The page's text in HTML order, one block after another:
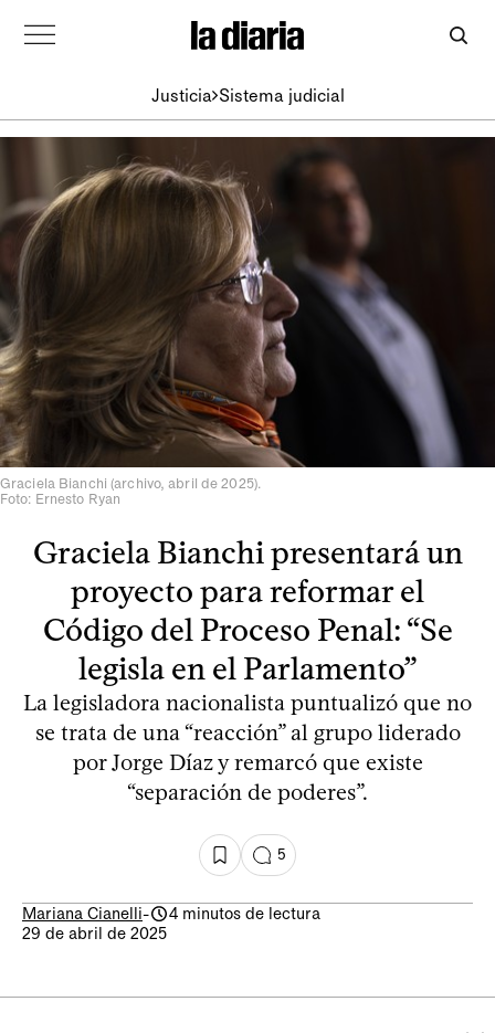
Justicia Sistema judicial
Graciela Bianchi (archivo, abril de 2025).
Foto: Ernesto Ryan
Graciela Bianchi presentará un
proyecto para reformar el
Código del Proceso Penal: “Se
legisla en el Parlamento”
La legisladora nacionalista puntualizó que no
se trata de una “reacción” al grupo liderado
por Jorge Díaz y remarcó que existe
“separación de poderes”.
5
Mariana Cianelli-
4 minutos de lectura
29 de abril de 2025